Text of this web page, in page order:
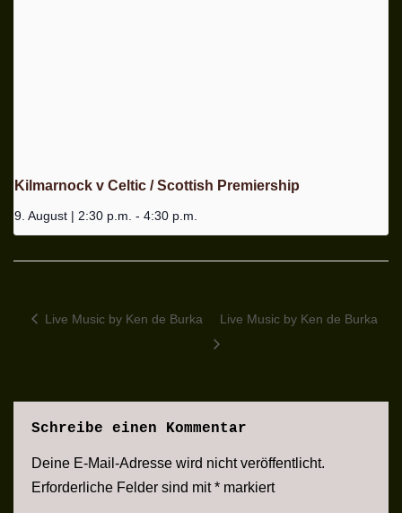
Kilmarnock v Celtic / Scottish Premiership
9. August | 2:30 p.m. - 4:30 p.m.
Live Music by Ken de Burka Live Music by Ken de Burka
Schreibe einen Kommentar
Deine E-Mail-Adresse wird nicht veröffentlicht.
Erforderliche Felder sind mit* markiert